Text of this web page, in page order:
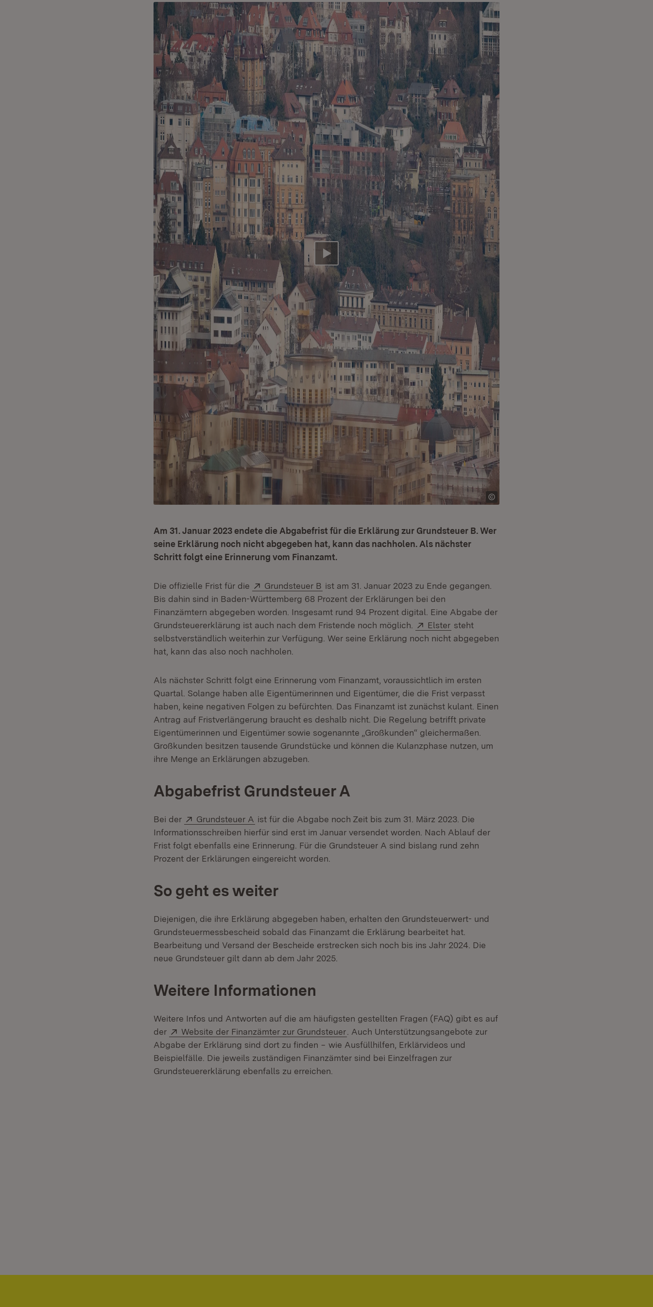
Video abspielen
Am 31. Januar 2023 endete die Abgabefrist für die Erklärung zur Grundsteuer B. Wer
seine Erklärung noch nicht abgegeben hat, kann das nachholen. Als nächster
Schritt folgt eine Erinnerung vom Finanzamt.
Die offizielle Frist für die Extern:
Grundsteuer B (Öffnet in neuem Fenster)
ist am 31. Januar 2023 zu Ende gegangen.
Bis dahin sind in Baden-Württemberg 68 Prozent der Erklärungen bei den
Finanzämtern abgegeben worden. Insgesamt rund 94 Prozent digital. Eine Abgabe der
Grundsteuererklärung ist auch nach dem Fristende noch möglich.
Extern:
Elster (Öffnet in neuem Fenster)
steht
selbstverständlich weiterhin zur Verfügung. Wer seine Erklärung noch nicht abgegeben
hat, kann das also noch nachholen.
Als nächster Schritt folgt eine Erinnerung vom Finanzamt, voraussichtlich im ersten
Quartal. Solange haben alle Eigentümerinnen und Eigentümer, die die Frist verpasst
haben, keine negativen Folgen zu befürchten. Das Finanzamt ist zunächst kulant. Einen
Antrag auf Fristverlängerung braucht es deshalb nicht. Die Regelung betrifft private
Eigentümerinnen und Eigentümer sowie sogenannte „Großkunden“ gleichermaßen.
Großkunden besitzen tausende Grundstücke und können die Kulanzphase nutzen, um
ihre Menge an Erklärungen abzugeben.
Abgabefrist Grundsteuer A
Bei der Extern:
Grundsteuer A (Öffnet in neuem Fenster)
ist für die Abgabe noch Zeit bis zum 31. März 2023. Die
Informationsschreiben hierfür sind erst im Januar versendet worden. Nach Ablauf der
Frist folgt ebenfalls eine Erinnerung. Für die Grundsteuer A sind bislang rund zehn
Prozent der Erklärungen eingereicht worden.
So geht es weiter
Diejenigen, die ihre Erklärung abgegeben haben, erhalten den Grundsteuerwert- und
Grundsteuermessbescheid sobald das Finanzamt die Erklärung bearbeitet hat.
Bearbeitung und Versand der Bescheide erstrecken sich noch bis ins Jahr 2024. Die
neue Grundsteuer gilt dann ab dem Jahr 2025.
Weitere Informationen
Weitere Infos und Antworten auf die am häufigsten gestellten Fragen (FAQ) gibt es auf
der
Extern:
Website der Finanzämter zur Grundsteuer (Öffnet in neuem Fenster)
. Auch Unterstützungsangebote zur
Abgabe der Erklärung sind dort zu finden − wie Ausfüllhilfen, Erklärvideos und
Beispielfälle. Die jeweils zuständigen Finanzämter sind bei Einzelfragen zur
Grundsteuererklärung ebenfalls zu erreichen.